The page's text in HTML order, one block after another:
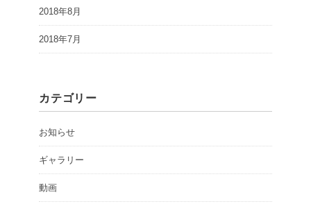
2018年8月
2018年7月
カテゴリー
お知らせ
ギャラリー
動画